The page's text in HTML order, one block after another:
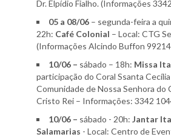
Dr. Elpídio Fialho. (Informações
05 a 08/06 – segunda-feira a
22h: Café Colonial – Local: CTG
(Informações Alcindo Buffon
10/06 – sábado – 18h: Missa
participação do Coral Ssanta
Comunidade de Nossa Senhora do
Cristo Rei – Informações: 3342
10/06 – sábado - 20h: Jantar
Salamarias - Local: Centro de